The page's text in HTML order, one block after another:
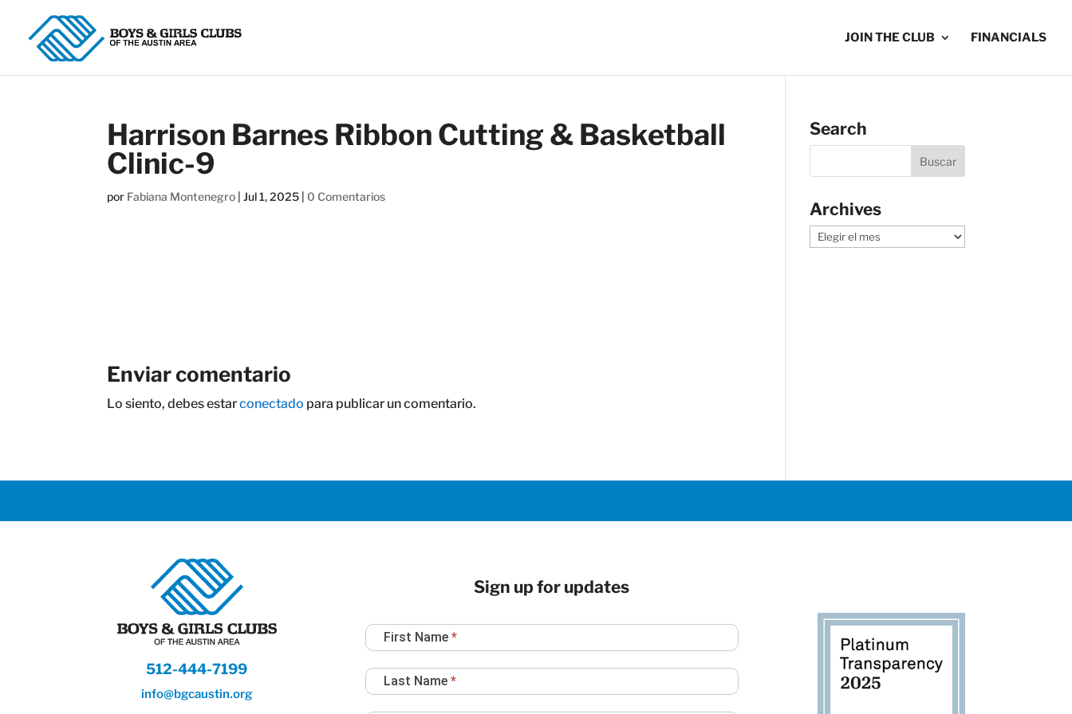
JOIN THE CLUB FINANCIALS
Harrison Barnes Ribbon Cutting & Basketball
Clinic-9
por Fabiana Montenegro |Jul 1, 2025 | 0 Comentarios
Enviar comentario
Lo siento, debes estarconectado para publicar un comentario.
Search
Archives
Archives
512-444-7199
info@bgcaustin.org
Sign up for updates
Newsletter
Sign
Up
First Name *
Last Name *